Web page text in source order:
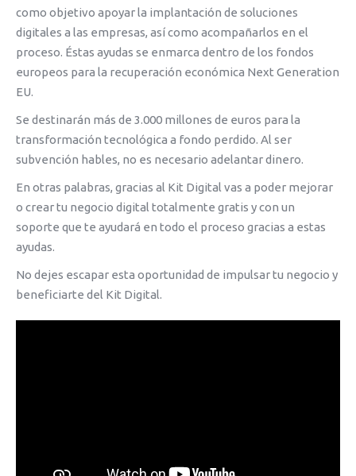
como objetivo apoyar la implantación de soluciones
digitales a las empresas, así como acompañarlos en el
proceso. Éstas ayudas se enmarca dentro de los fondos
europeos para la recuperación económica Next Generation
EU.
Se destinarán más de 3.000 millones de euros para la
transformación tecnológica a fondo perdido. Al ser
subvención hables, no es necesario adelantar dinero.
En otras palabras, gracias al Kit Digital vas a poder mejorar
o crear tu negocio digital totalmente gratis y con un
soporte que te ayudará en todo el proceso gracias a estas
ayudas.
No dejes escapar esta oportunidad de impulsar tu negocio y
beneficiarte del Kit Digital.